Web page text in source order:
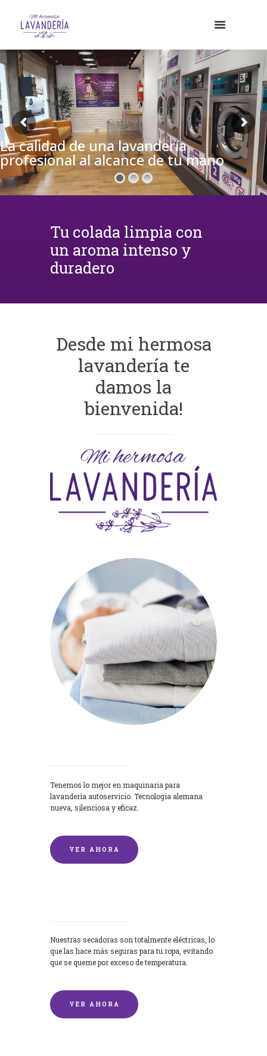
La calidad de una lavandería
profesional al alcance de tu mano
Tu colada limpia con
un aroma intenso y
duradero
Desde mi hermosa
lavandería te
damos la
bienvenida!
Tenemos lo mejor en maquinaria para
lavandería autoservicio. Tecnología alemana
nueva, silenciosa y eficaz.
VER AHORA
Nuestras secadoras son totalmente eléctricas, lo
que las hace más seguras para tu ropa, evitando
que se queme por exceso de temperatura.
VER AHORA